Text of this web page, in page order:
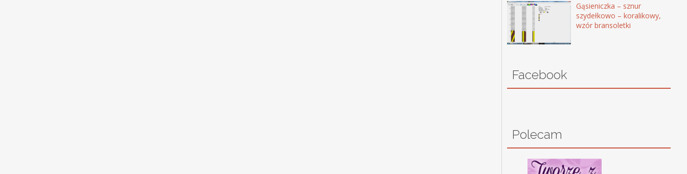
Gąsieniczka – sznur
szydełkowo – koralikowy,
wzór bransoletki
Facebook
Polecam